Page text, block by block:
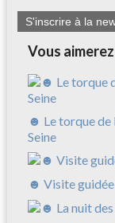
S'inscrire à la
Vous
☻ Le torque de
Seine
☻ Visite guidée